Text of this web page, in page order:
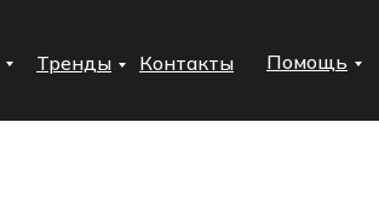
Тренды Контакты Помощь